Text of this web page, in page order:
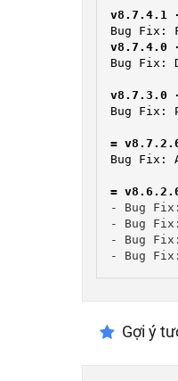
Bug Fix:
Bug Fix:
=
- Bug
- Bug
- Bug
- Bug
Gợi ý